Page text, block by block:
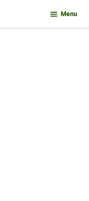
Menu